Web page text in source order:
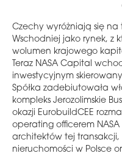
Czechy wyróżniają się na
Wschodniej jako rynek, z
wolumen krajowego
Teraz NASA Capital
inwestycyjnym
Spółka zadebiutowała
kompleks Jerozolimskie
okazji EurobuildCEE
operating officerem
architektów tej
nieruchomości w Polsce